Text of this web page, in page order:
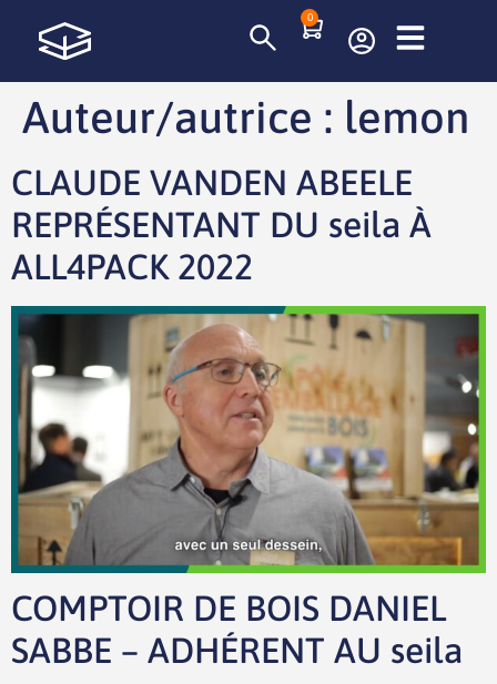
0
Auteur/autrice : lemon
CLAUDE VANDEN ABEELE
REPRÉSENTANT DU seila À
ALL4PACK 2022
COMPTOIR DE BOIS DANIEL
SABBE – ADHÉRENT AU seila